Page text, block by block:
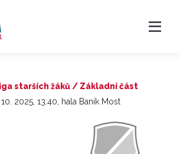
starších žáků / Základní část
10. 2025, 13:40, hala Baník Most